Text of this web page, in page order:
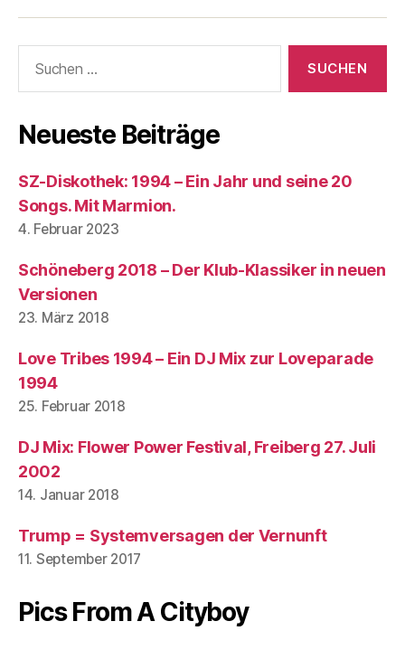
nach:
Neueste Beiträge
SZ-Diskothek: 1994 – Ein Jahr und seine 20
Songs. Mit Marmion.
4. Februar 2023
Schöneberg 2018 – Der Klub-Klassiker in neuen
Versionen
23. März 2018
Love Tribes 1994 – Ein DJ Mix zur Loveparade
1994
25. Februar 2018
DJ Mix: Flower Power Festival, Freiberg 27. Juli
2002
14. Januar 2018
Trump = Systemversagen der Vernunft
11. September 2017
Pics From A Cityboy